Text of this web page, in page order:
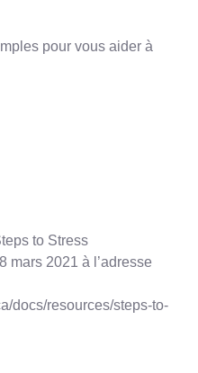
pour vous aider à
to Stress
mars 2021 à l’adresse
docs/resources/steps-to-